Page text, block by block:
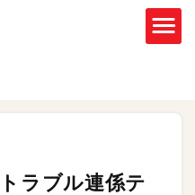
ラブル連係テ